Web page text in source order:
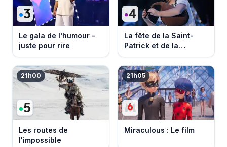
Le gala de l'humour -
juste pour rire
La fête de la Saint-
Patrick et de la
Bretagne
21h00
Les routes de
l'impossible
21h05
Miraculous : Le film